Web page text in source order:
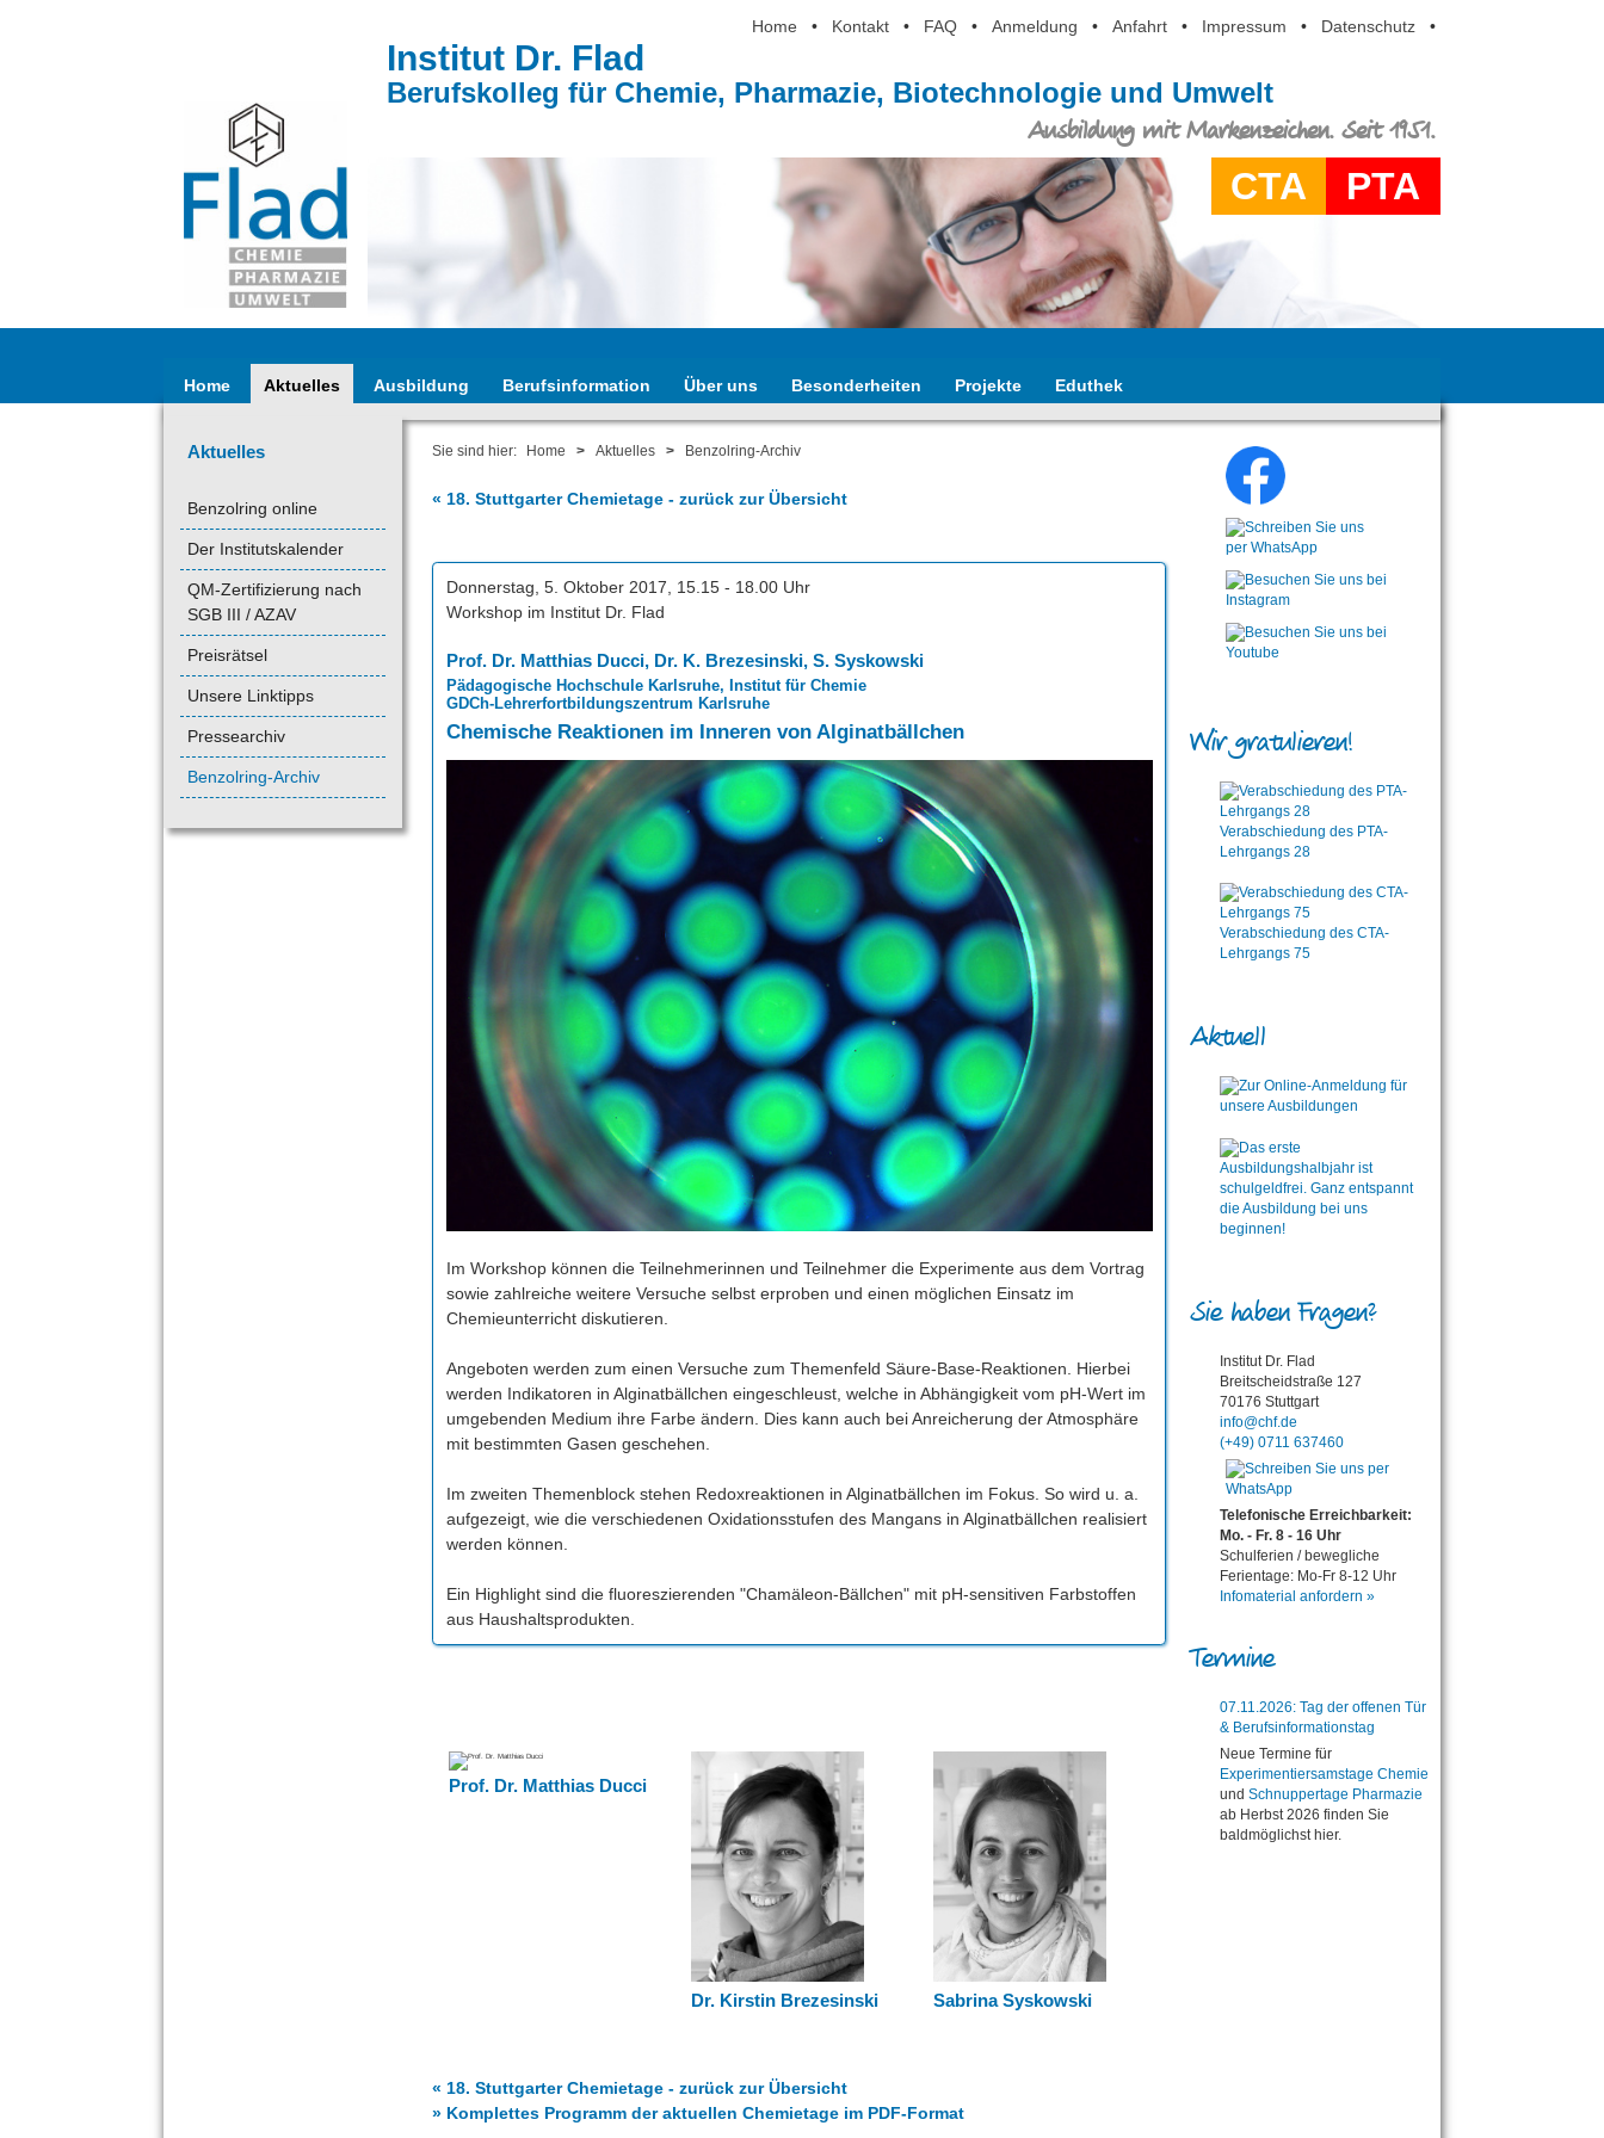
Home • Kontakt • FAQ • Anmeldung • Anfahrt • Impressum • Datenschutz •
Institut Dr. Flad
Berufskolleg für Chemie, Pharmazie, Biotechnologie und Umwelt
Ausbildung mit Markenzeichen. Seit 1951.
CTA PTA
Home Aktuelles Ausbildung Berufsinformation Über uns Besonderheiten Projekte Eduthek
Aktuelles
Benzolring online
Der Institutskalender
QM-Zertifizierung nach
SGB III / AZAV
Preisrätsel
Unsere Linktipps
Pressearchiv
Benzolring-Archiv
Sie sind hier: Home > Aktuelles > Benzolring-Archiv
« 18. Stuttgarter Chemietage - zurück zur Übersicht
Donnerstag, 5. Oktober 2017, 15.15 - 18.00 Uhr
Workshop im Institut Dr. Flad
Prof. Dr. Matthias Ducci, Dr. K. Brezesinski, S. Syskowski
Pädagogische Hochschule Karlsruhe, Institut für Chemie
GDCh-Lehrerfortbildungszentrum Karlsruhe
Chemische Reaktionen im Inneren von Alginatbällchen
Im Workshop können die Teilnehmerinnen und Teilnehmer die Experimente aus dem Vortrag
sowie zahlreiche weitere Versuche selbst erproben und einen möglichen Einsatz im
Chemieunterricht diskutieren.
Angeboten werden zum einen Versuche zum Themenfeld Säure-Base-Reaktionen. Hierbei
werden Indikatoren in Alginatbällchen eingeschleust, welche in Abhängigkeit vom pH-Wert im
umgebenden Medium ihre Farbe ändern. Dies kann auch bei Anreicherung der Atmosphäre
mit bestimmten Gasen geschehen.
Im zweiten Themenblock stehen Redoxreaktionen in Alginatbällchen im Fokus. So wird u. a.
aufgezeigt, wie die verschiedenen Oxidationsstufen des Mangans in Alginatbällchen realisiert
werden können.
Ein Highlight sind die fluoreszierenden "Chamäleon-Bällchen" mit pH-sensitiven Farbstoffen
aus Haushaltsprodukten.
Prof. Dr. Matthias Ducci
Dr. Kirstin Brezesinski Sabrina Syskowski
« 18. Stuttgarter Chemietage - zurück zur Übersicht
» Komplettes Programm der aktuellen Chemietage im PDF-Format
Wir gratulieren!
Verabschiedung des PTA-
Lehrgangs 28
Verabschiedung des CTA-
Lehrgangs 75
Aktuell
Sie haben Fragen?
Institut Dr. Flad
Breitscheidstraße 127
70176 Stuttgart
info@chf.de
(+49) 0711 637460
Telefonische Erreichbarkeit:
Mo. - Fr. 8 - 16 Uhr
Schulferien / bewegliche
Ferientage: Mo-Fr 8-12 Uhr
Infomaterial anfordern »
Termine
07.11.2026: Tag der offenen Tür
& Berufsinformationstag
Neue Termine für
Experimentiersamstage Chemie
und Schnuppertage Pharmazie
ab Herbst 2026 finden Sie
baldmöglichst hier.